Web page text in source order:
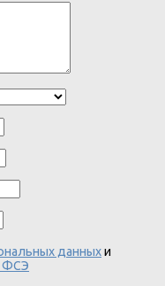
данныхи
ФСЭ